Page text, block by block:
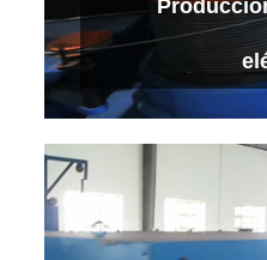
alto